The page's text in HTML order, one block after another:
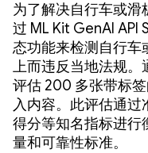
为了解决自行车或滑
过 ML Kit GenAI API
态功能来检测自行车
上而违反当地法规。
评估 200 多张带标
入内容。此评估通过
得分等知名指标进行
量和可靠性标准。